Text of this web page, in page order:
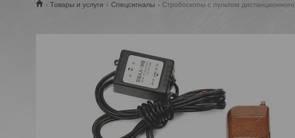
Товары и услуги Спецсигналы Стробоскопы с пультом